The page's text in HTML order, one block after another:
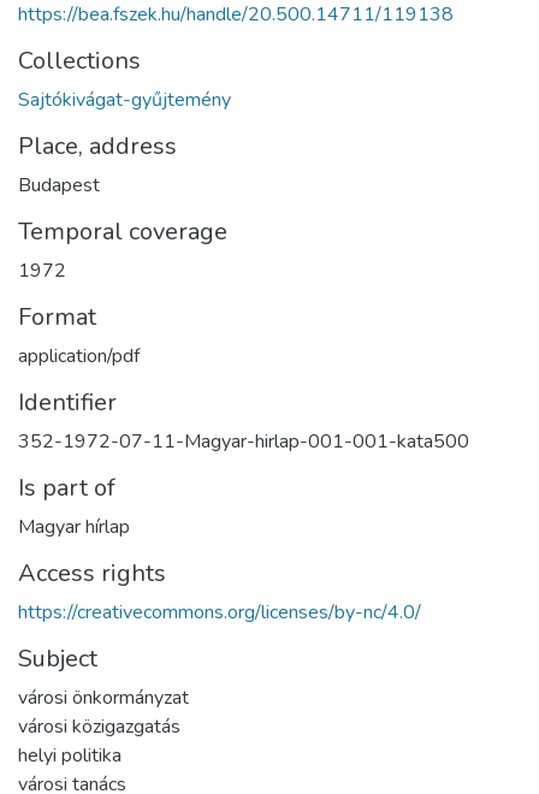
https://bea.fszek.hu/handle/20.500.14711/119138
Collections
Sajtókivágat-gyűjtemény
Place, address
Budapest
Temporal coverage
1972
Format
application/pdf
Identifier
352-1972-07-11-Magyar-hirlap-001-001-kata500
Is part of
Magyar hírlap
Access rights
https://creativecommons.org/licenses/by-nc/4.0/
Subject
városi önkormányzat
városi közigazgatás
helyi politika
városi tanács